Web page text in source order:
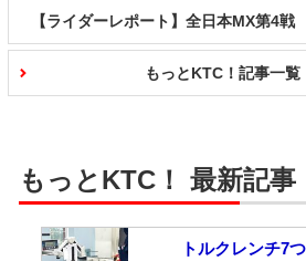
もっとKTC！記事一覧
【ライダーレポート】全日本MX第4
もっとKTC！ 最新記事
トルクレンチ7